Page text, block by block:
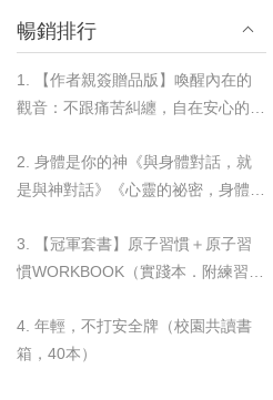
暢銷排行
1. 【作者親簽贈品版】喚醒內在的
觀音：不跟痛苦糾纏，自在安心的歸
2. 身體是你的神《與身體對話，就
是與神對話》《心靈的祕密，身體都
3. 【冠軍套書】原子習慣＋原子習
慣WORKBOOK（實踐本．附練習別
4. 年輕，不打安全牌（校園共讀書
箱，40本）